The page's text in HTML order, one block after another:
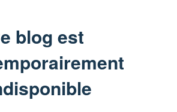
blog est